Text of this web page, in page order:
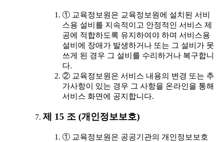
① 교육정보원은 교육정보원에 설치된 서비
스용 설비를 지속적이고 안정적인 서비스 제
공에 적합하도록 유지하여야 하며 서비스용
설비에 장애가 발생하거나 또는 그 설비가 못
쓰게 된 경우 그 설비를 수리하거나 복구합니
다.
② 교육정보원은 서비스 내용의 변경 또는 추
가사항이 있는 경우 그 사항을 온라인을 통해
서비스 화면에 공지합니다.
제 15 조 (개인정보보호)
① 교육정보원은 공공기관의 개인정보보호